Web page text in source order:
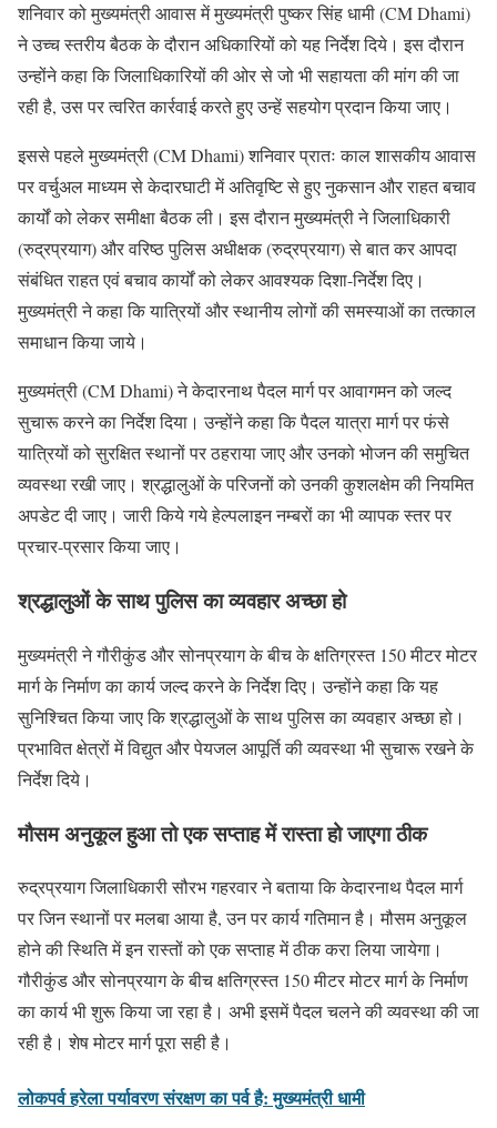
शनिवार को मुख्यमंत्री आवास में मुख्यमंत्री पुष्कर सिंह धामी (CM Dhami)
ने उच्च स्तरीय बैठक के दौरान अधिकारियों को यह निर्देश दिये। इस दौरान
उन्होंने कहा कि जिलाधिकारियों की ओर से जो भी सहायता की मांग की जा
रही है, उस पर त्वरित कार्रवाई करते हुए उन्हें सहयोग प्रदान किया जाए।
इससे पहले मुख्यमंत्री (CM Dhami) शनिवार प्रातः काल शासकीय आवास
पर वर्चुअल माध्यम से केदारघाटी में अतिवृष्टि से हुए नुकसान और राहत बचाव
कार्यों को लेकर समीक्षा बैठक ली। इस दौरान मुख्यमंत्री ने जिलाधिकारी
(रुद्रप्रयाग) और वरिष्ठ पुलिस अधीक्षक (रुद्रप्रयाग) से बात कर आपदा
संबंधित राहत एवं बचाव कार्यों को लेकर आवश्यक दिशा-निर्देश दिए।
मुख्यमंत्री ने कहा कि यात्रियों और स्थानीय लोगों की समस्याओं का तत्काल
समाधान किया जाये।
मुख्यमंत्री (CM Dhami) ने केदारनाथ पैदल मार्ग पर आवागमन को जल्द
सुचारू करने का निर्देश दिया। उन्होंने कहा कि पैदल यात्रा मार्ग पर फंसे
यात्रियों को सुरक्षित स्थानों पर ठहराया जाए और उनको भोजन की समुचित
व्यवस्था रखी जाए। श्रद्धालुओं के परिजनों को उनकी कुशलक्षेम की नियमित
अपडेट दी जाए। जारी किये गये हेल्पलाइन नम्बरों का भी व्यापक स्तर पर
प्रचार-प्रसार किया जाए।
श्रद्धालुओं के साथ पुलिस का व्यवहार अच्छा हो
मुख्यमंत्री ने गौरीकुंड और सोनप्रयाग के बीच के क्षतिग्रस्त 150 मीटर मोटर
मार्ग के निर्माण का कार्य जल्द करने के निर्देश दिए। उन्होंने कहा कि यह
सुनिश्चित किया जाए कि श्रद्धालुओं के साथ पुलिस का व्यवहार अच्छा हो।
प्रभावित क्षेत्रों में विद्युत और पेयजल आपूर्ति की व्यवस्था भी सुचारू रखने के
निर्देश दिये।
मौसम अनुकूल हुआ तो एक सप्ताह में रास्ता हो जाएगा ठीक
रुद्रप्रयाग जिलाधिकारी सौरभ गहरवार ने बताया कि केदारनाथ पैदल मार्ग
पर जिन स्थानों पर मलबा आया है, उन पर कार्य गतिमान है। मौसम अनुकूल
होने की स्थिति में इन रास्तों को एक सप्ताह में ठीक करा लिया जायेगा।
गौरीकुंड और सोनप्रयाग के बीच क्षतिग्रस्त 150 मीटर मोटर मार्ग के निर्माण
का कार्य भी शुरू किया जा रहा है। अभी इसमें पैदल चलने की व्यवस्था की जा
रही है। शेष मोटर मार्ग पूरा सही है।
लोकपर्व हरेला पर्यावरण संरक्षण का पर्व है: मुख्यमंत्री धामी